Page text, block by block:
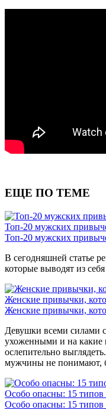
ЕЩЕ ПО ТЕМЕ
Топ-20 мужских
Топ-20 мужских
В сегодняшней статье
которые выводят из
Женские привычки,
Женские привычки,
Девушки всеми силами
ухоженными и на какие
ослепительно
мужчины не понимают,
Особо опасны: 15 типов
Особо опасны: 15 типов